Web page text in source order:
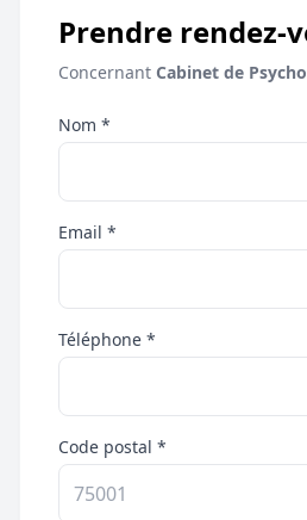
Prendre rendez-
Concernant Cabinet de
Nom *
Email *
Téléphone *
Code postal *